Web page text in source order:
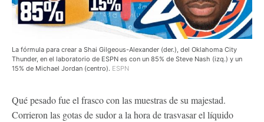
La fórmula para crear a Shai Gilgeous-Alexander (der.), del Oklahoma City
Thunder, en el laboratorio de ESPN es con un 85% de Steve Nash (izq.) y un
15% de Michael Jordan (centro). ESPN
Qué pesado fue el frasco con las muestras de su majestad.
Corrieron las gotas de sudor a la hora de trasvasar el líquido